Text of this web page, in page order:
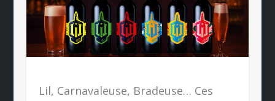
Lil, Carnavaleuse, Bradeuse… Ces